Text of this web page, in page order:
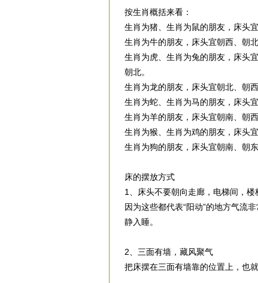
按生肖概括来看：
生肖为猪、生肖为鼠的朋友，床头
生肖为牛的朋友，床头宜朝西、朝
生肖为虎、生肖为兔的朋友，床头
朝北。
生肖为龙的朋友，床头宜朝北、朝
生肖为蛇、生肖为马的朋友，床头
生肖为羊的朋友，床头宜朝南、朝
生肖为猴、生肖为鸡的朋友，床头
生肖为狗的朋友，床头宜朝南、朝
床的摆放方式
1、床头不要朝向走廊，电梯间，
因为这些都代表“阳动”的地方气流
静入睡。
2、三面有墙，藏风聚气
把床摆在三面有墙靠的位置上，也